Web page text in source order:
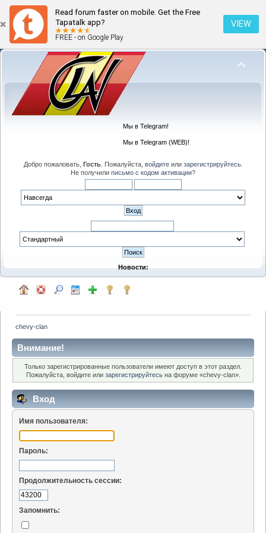
Read forum faster on mobile. Get the Free
Tapatalk app?
FREE - on Google Play
VIEW
Мы в Telegram!
Мы в Telegram (WEB)!
Добро пожаловать, Гость. Пожалуйста, войдитеили зарегистрируйтесь.
Не получили письмо с кодом активации?
Новости:
chevy-clan
Внимание!
Только зарегистрированные пользователи имеют доступ в этот раздел.
Пожалуйста, войдите или зарегистрируйтесьна форуме «chevy-clan».
Вход
Имя пользователя:
Пароль:
Продолжительность сессии:
Запомнить: